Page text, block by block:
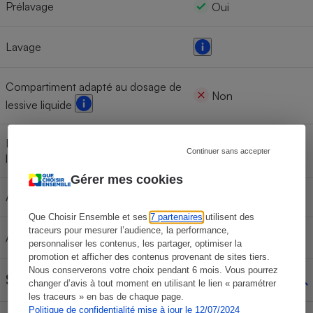
Gérer mes cookies
Que Choisir Ensemble et ses7 partenaires utilisent des
traceurs pour mesurer l’audience, la performance,
personnaliser les contenus, les partager, optimiser la
promotion et afficher des contenus provenant de sites tiers.
Nous conserverons votre choix pendant 6 mois. Vous pourrez
changer d’avis à tout moment en utilisant le lien « paramétrer
les traceurs » en bas de chaque page.
Politique de confidentialité mise à jour le 12/07/2024
Continuer sans accepter
Prélavage Oui
Lavage
Compartiment adapté au dosage de
lessive liquide
Non
Distributeur automatique de lessive
liquide
Oui
Adoucissant
Agent blanchissant
Suivi du programme